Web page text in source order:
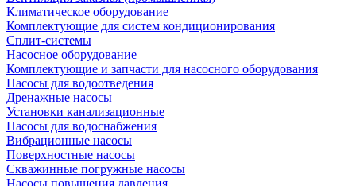
Климатическое оборудование
Комплектующие для систем кондиционирования
Сплит-системы
Насосное оборудование
Комплектующие и запчасти для насосного оборудования
Насосы для водоотведения
Дренажные насосы
Установки канализационные
Насосы для водоснабжения
Вибрационные насосы
Поверхностные насосы
Скважинные погружные насосы
Насосы повышения давления